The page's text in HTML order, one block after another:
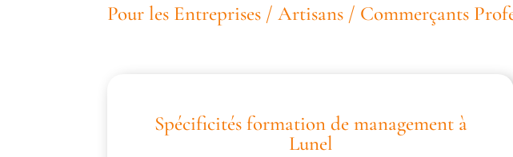
Pour les Entreprises / Artisans / Commerçants
Spécificités formation de management à
Lunel